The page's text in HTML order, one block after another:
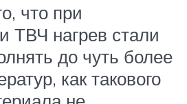
что при
ТВЧ нагрев стали
до чуть более
как такового